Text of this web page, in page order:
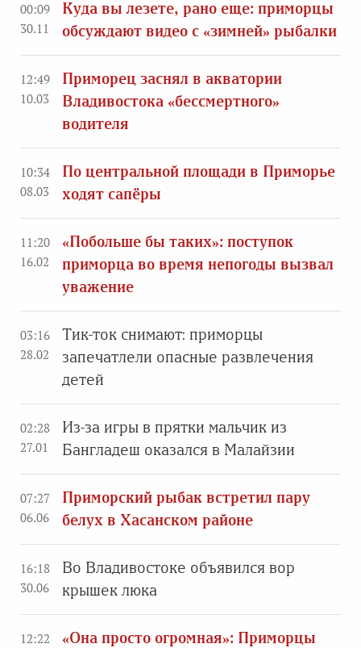
00:09
30.11
Куда вы лезете, рано еще: приморцы
обсуждают видео с «зимней» рыбалки
12:49
10.03
Приморец заснял в акватории
Владивостока «бессмертного»
водителя
10:34
08.03
По центральной площади в Приморье
ходят сапёры
11:20
16.02
«Побольше бы таких»: поступок
приморца во время непогоды вызвал
уважение
03:16
28.02
Тик-ток снимают: приморцы
запечатлели опасные развлечения
детей
02:28
27.01
Из-за игры в прятки мальчик из
Бангладеш оказался в Малайзии
07:27
06.06
Приморский рыбак встретил пару
белух в Хасанском районе
16:18
30.06
Во Владивостоке объявился вор
крышек люка
12:22
«Она просто огромная»: Приморцы